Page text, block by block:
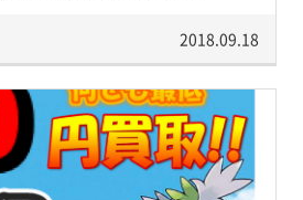
2018.09.18